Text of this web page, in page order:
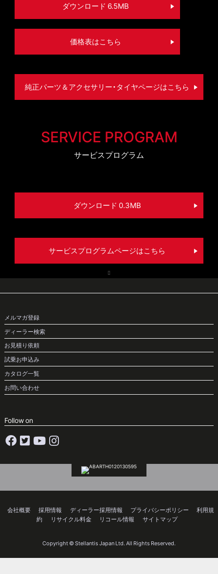
ダウンロード 6.5MB
価格表はこちら
純正パーツ＆アクセサリー・タイヤページはこちら
SERVICE PROGRAM
サービスプログラム
ダウンロード 0.3MB
サービスプログラムページはこちら
メルマガ登録
ディーラー検索
お見積り依頼
試乗お申込み
カタログ一覧
お問い合わせ
Follow on
会社概要 採用情報 ディーラー採用情報 プライバシーポリシー
利用規
約
リサイクル料金 リコール情報 サイトマップ
Copyright © Stellantis Japan Ltd. All Rights Reserved.